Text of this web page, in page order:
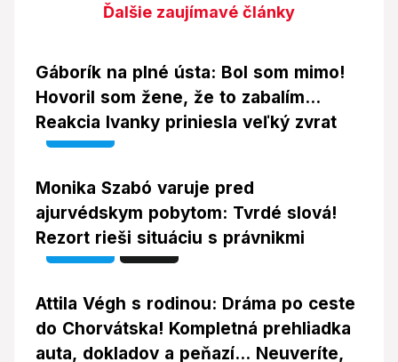
Ďalšie zaujímavé články
Gáborík na plné ústa: Bol som mimo!
Hovoril som žene, že to zabalím...
Reakcia Ivanky priniesla veľký zvrat
Video
Monika Szabó varuje pred
ajurvédskym pobytom: Tvrdé slová!
Rezort rieši situáciu s právnikmi
Video Foto
Attila Végh s rodinou: Dráma po ceste
do Chorvátska! Kompletná prehliadka
auta, dokladov a peňazí... Neuveríte,